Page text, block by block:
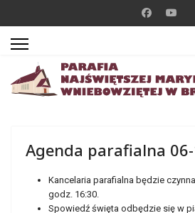
Agenda parafialna
Kancelaria parafialna będzie
godz. 16:30.
Spowiedź święta odbędzie się w